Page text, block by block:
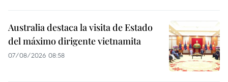
Australia destaca la visita de Estado
del máximo dirigente vietnamita
07/08/2026 08:58